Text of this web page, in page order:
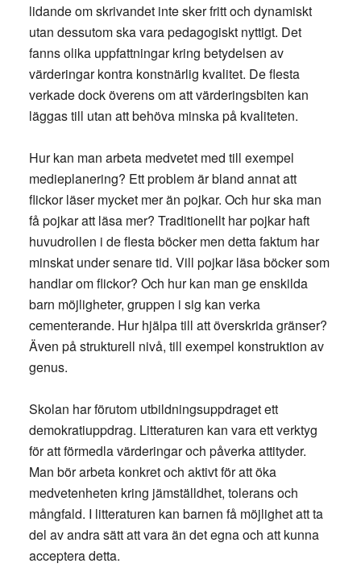
lidande om skrivandet inte sker fritt och dynamiskt
utan dessutom ska vara pedagogiskt nyttigt. Det
fanns olika uppfattningar kring betydelsen av
värderingar kontra konstnärlig kvalitet. De flesta
verkade dock överens om att värderingsbiten kan
läggas till utan att behöva minska på kvaliteten.
Hur kan man arbeta medvetet med till exempel
medieplanering? Ett problem är bland annat att
flickor läser mycket mer än pojkar. Och hur ska man
få pojkar att läsa mer? Traditionellt har pojkar haft
huvudrollen i de flesta böcker men detta faktum har
minskat under senare tid. Vill pojkar läsa böcker som
handlar om flickor? Och hur kan man ge enskilda
barn möjligheter, gruppen i sig kan verka
cementerande. Hur hjälpa till att överskrida gränser?
Även på strukturell nivå, till exempel konstruktion av
genus.
Skolan har förutom utbildningsuppdraget ett
demokratiuppdrag. Litteraturen kan vara ett verktyg
för att förmedla värderingar och påverka attityder.
Man bör arbeta konkret och aktivt för att öka
medvetenheten kring jämställdhet, tolerans och
mångfald. I litteraturen kan barnen få möjlighet att ta
del av andra sätt att vara än det egna och att kunna
acceptera detta.